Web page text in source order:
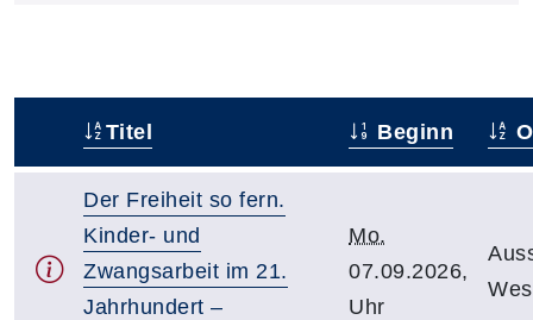
Titel Beginn
Der Freiheit so fern.
Kinder- und
Zwangsarbeit im 21.
Jahrhundert –
Mo.
07.09.2026,
Uhr